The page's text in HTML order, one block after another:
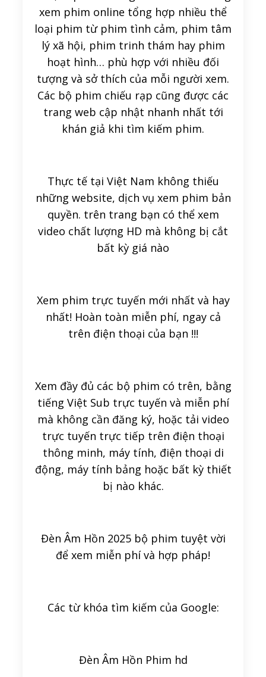
xem phim online tổng hợp nhiều thể
loại phim từ phim tình cảm, phim tâm
lý xã hội, phim trinh thám hay phim
hoạt hình… phù hợp với nhiều đối
tượng và sở thích của mỗi người xem.
Các bộ phim chiếu rạp cũng được các
trang web cập nhật nhanh nhất tới
khán giả khi tìm kiếm phim.
Thực tế tại Việt Nam không thiếu
những website, dịch vụ xem phim bản
quyền. trên trang bạn có thể xem
video chất lượng HD mà không bị cắt
bất kỳ giá nào
Xem phim trực tuyến mới nhất và hay
nhất! Hoàn toàn miễn phí, ngay cả
trên điện thoại của bạn !!!
Xem đầy đủ các bộ phim có trên, bằng
tiếng Việt Sub trực tuyến và miễn phí
mà không cần đăng ký, hoặc tải video
trực tuyến trực tiếp trên điện thoại
thông minh, máy tính, điện thoại di
động, máy tính bảng hoặc bất kỳ thiết
bị nào khác.
Đèn Âm Hồn 2025 bộ phim tuyệt vời
để xem miễn phí và hợp pháp!
Các từ khóa tìm kiếm của Google:
Đèn Âm Hồn Phim hd